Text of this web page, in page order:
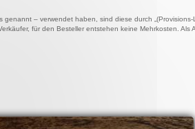
genannt – verwendet haben, sind diese durch
für den Besteller entstehen keine Mehrkosten. Als